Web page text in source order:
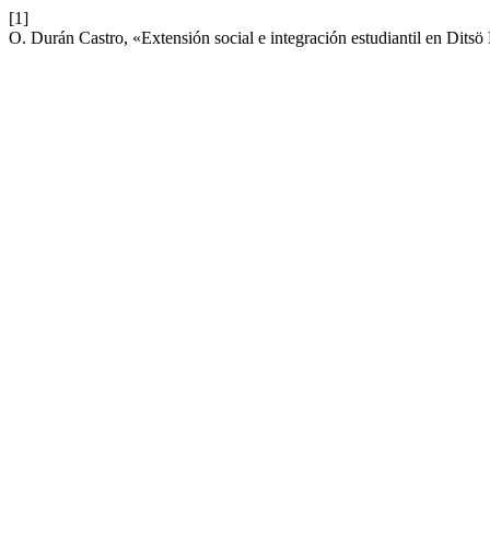
[1]
O. Durán Castro, «Extensión social e integración estudiantil en